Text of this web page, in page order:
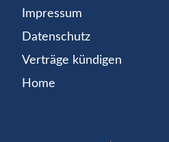
Impressum
Datenschutz
Verträge kündigen
Home